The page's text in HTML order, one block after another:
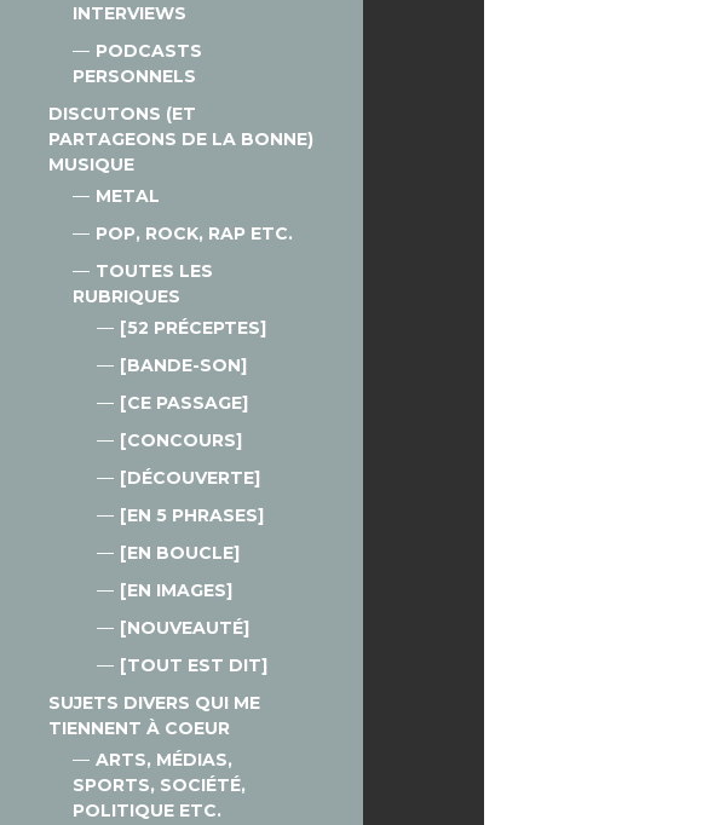
INTERVIEWS
PODCASTS
PERSONNELS
DISCUTONS (ET
PARTAGEONS DE LA BONNE)
MUSIQUE
METAL
POP, ROCK, RAP ETC.
TOUTES LES
RUBRIQUES
[52 PRÉCEPTES]
[BANDE-SON]
[CE PASSAGE]
[CONCOURS]
[DÉCOUVERTE]
[EN 5 PHRASES]
[EN BOUCLE]
[EN IMAGES]
[NOUVEAUTÉ]
[TOUT EST DIT]
SUJETS DIVERS QUI ME
TIENNENT À COEUR
ARTS, MÉDIAS,
SPORTS, SOCIÉTÉ,
POLITIQUE ETC.